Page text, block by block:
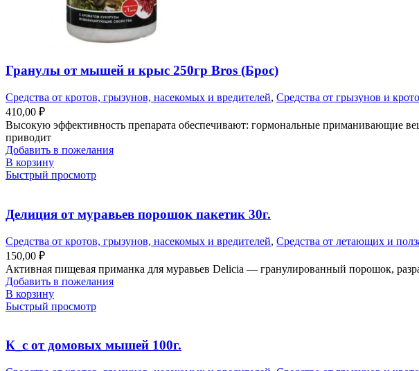
Гранулы от мышей и крыс 250гр Bros (Брос)
Средства от кротов, грызунов, насекомых и вредителей, Средства от грызунов и
410,00 ₽
Высокую эффективность препарата обеспечивают: гормональные приманивающие
приводит
Добавить в пожелания
В корзину
Быстрый просмотр
Делиция от муравьев порошок пакетик 30г.
Средства от кротов, грызунов, насекомых и вредителей, Средства от летающих и
150,00 ₽
Активная пищевая приманка для муравьев Delicia — гранулированный порошок,
Добавить в пожелания
В корзину
Быстрый просмотр
К_с от домовых мышей 100г.